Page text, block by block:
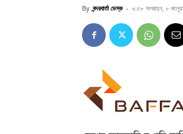
By বন্দরবার্তা ডেস্ক - ৬:৫৮ অপরাহ্ন, ৮